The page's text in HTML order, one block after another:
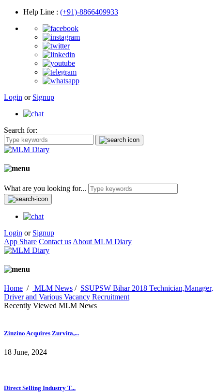
Help Line : (+91)-8866409933
Login or Signup
Search for:
What are you looking for...
Login or Signup
App Share Contact us About MLM Diary
Home / MLM News / SSUPSW Bihar 2018 Technician,Manager,
Driver and Various Vacancy Recruitment
Recently Viewed MLM News
Zinzino Acquires Zurvita,...
18 June, 2024
Direct Selling Industry T...